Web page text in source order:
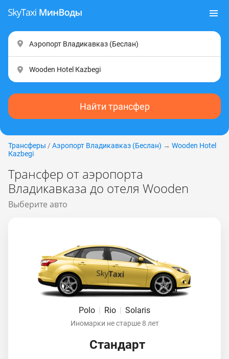
Найти трансфер
Трансферы / Аэропорт Владикавказ (Беслан) → Wooden Hotel
Каzbеgi
Трансфер от аэропорта
Владикавказа до отеля Wooden
Выберите авто
Polo | Rio | Solaris
Иномарки не старше 8 лет
Стандарт